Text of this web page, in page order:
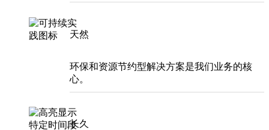
天然
环保和资源节约型解决方案是我们业务的核
心。
长久